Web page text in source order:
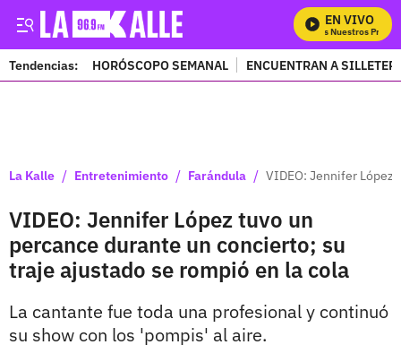
EN VIVO
Mira Todos Nuestros
Tendencias: HORÓSCOPO SEMANAL ENCUENTRAN A
La Kalle / Entretenimiento / Farándula / VIDEO: Jennifer López
VIDEO: Jennifer López tuvo un
percance durante un concierto; su
traje ajustado se rompió en la cola
La cantante fue toda una profesional y continuó
su show con los 'pompis' al aire.